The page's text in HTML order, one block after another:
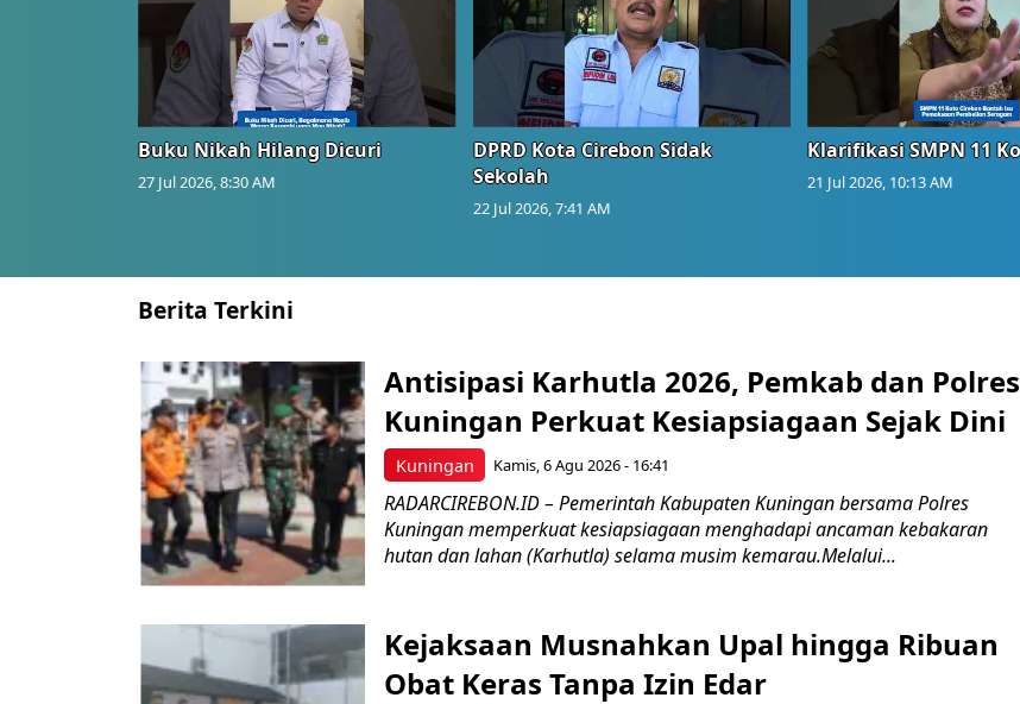
Buku Nikah Hilang Dicuri
27 Jul 2026, 8:30 AM
DPRD Kota Cirebon Sidak
Sekolah
22 Jul 2026, 7:41 AM
Klarifikasi SMPN 11
21 Jul 2026, 10:13 AM
Berita Terkini
Kuningan
Antisipasi Karhutla 2026, Pemkab dan Polres
Kuningan Perkuat Kesiapsiagaan Sejak Dini
Kamis, 6 Agu 2026 - 16:41
RADARCIREBON.ID – Pemerintah Kabupaten Kuningan bersama Polres
Kuningan memperkuat kesiapsiagaan menghadapi ancaman kebakaran
hutan dan lahan (Karhutla) selama musim kemarau.Melalui...
Kejaksaan Musnahkan Upal hingga Ribuan
Obat Keras Tanpa Izin Edar